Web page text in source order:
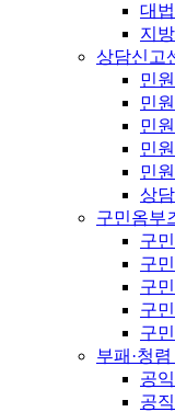
대
지
상담신고
민
민
민
민
민
상
구민옴부
구
구
구
구
구
부패·청
공
공